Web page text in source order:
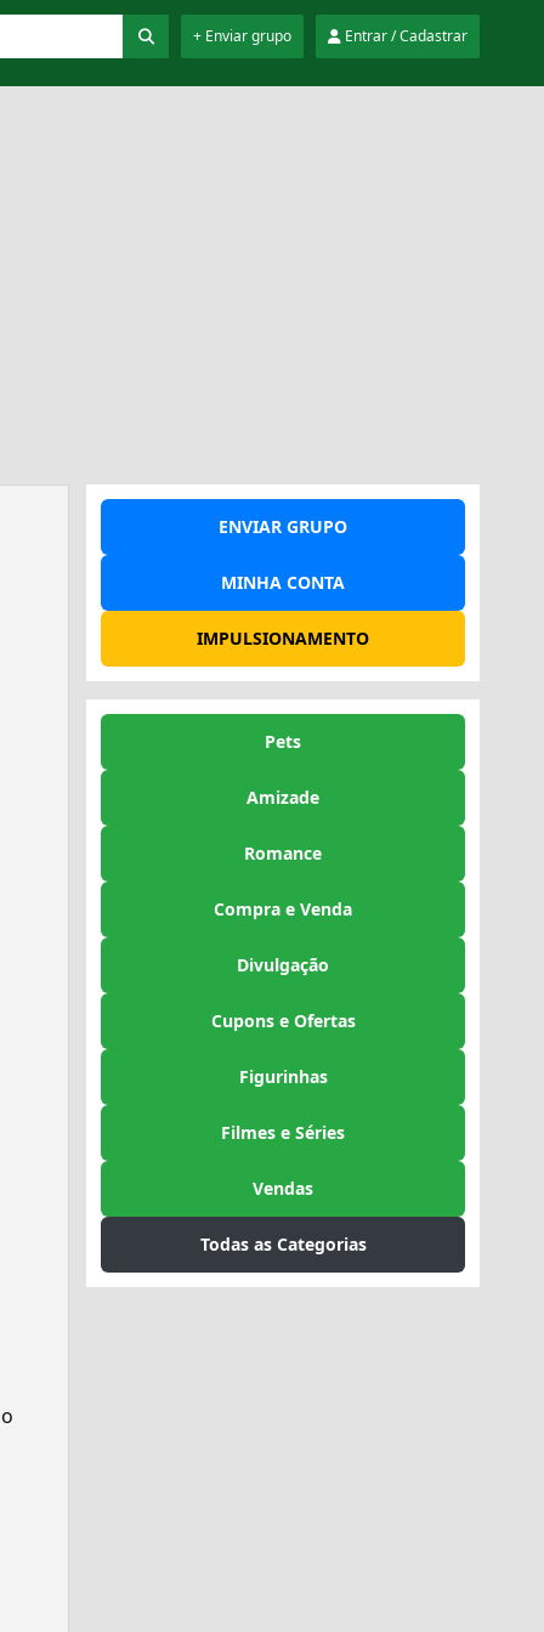
Entrar / Cadastrar
+ Enviar grupo
ENVIAR GRUPO
MINHA CONTA
IMPULSIONAMENTO
Pets
Amizade
Romance
Compra e Venda
Divulgação
Cupons e Ofertas
Figurinhas
Filmes e Séries
Vendas
Todas as Categorias